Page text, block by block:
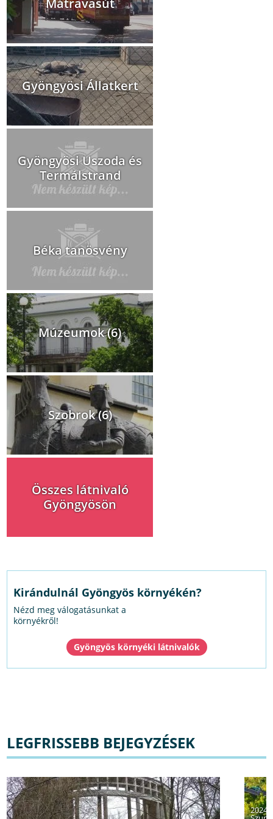
Mátravasút
Gyöngyösi Állatkert
Gyöngyösi Uszoda és
Termálstrand
Béka tanösvény
Múzeumok (6)
Szobrok (6)
Összes látnivaló
Gyöngyösön
Kirándulnál Gyöngyös környékén?
Nézd meg válogatásunkat a
környékről!
Gyöngyös környéki látnivalók
LEGFRISSEBB BEJEGYZÉSEK